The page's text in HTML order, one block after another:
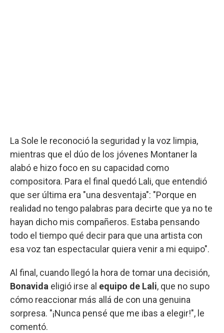
La Sole le reconoció la seguridad y la voz limpia,
mientras que el dúo de los jóvenes Montaner la
alabó e hizo foco en su capacidad como
compositora. Para el final quedó Lali, que entendió
que ser última era "una desventaja": "Porque en
realidad no tengo palabras para decirte que ya no te
hayan dicho mis compañeros. Estaba pensando
todo el tiempo qué decir para que una artista con
esa voz tan espectacular quiera venir a mi equipo".
Al final, cuando llegó la hora de tomar una decisión,
Bonavida eligió irse al equipo de Lali, que no supo
cómo reaccionar más allá de con una genuina
sorpresa. "¡Nunca pensé que me ibas a elegir!", le
comentó.